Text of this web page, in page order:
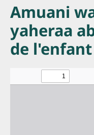
Amuani
yaheraa
de